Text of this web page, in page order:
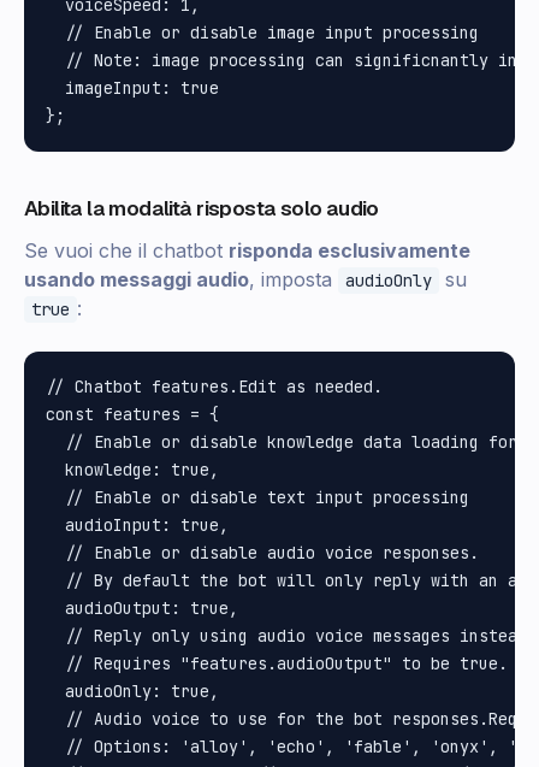
  voiceSpeed: 1,
  // Enable or disable image input processing
// Note: image processing can significnantly
  imageInput: true
Abilita la modalità risposta solo audio
Se vuoi che il chatbot risponda esclusivamente
usando messaggi audio, imposta audioOnly su
true :
// Chatbot features.Edit as needed.
const features = {
// Enable or disable knowledge data loading for
  knowledge: true,
  // Enable or disable text input processing
  audioInput: true,
  // Enable or disable audio voice responses.
// By default the bot will only reply with an
  audioOutput: true,
// Reply only using audio voice messages instead
  // Requires "features.audioOutput" to be true.
  audioOnly: true,
// Audio voice to use for the bot
// Options: 'alloy', 'echo', 'fable', 'onyx',